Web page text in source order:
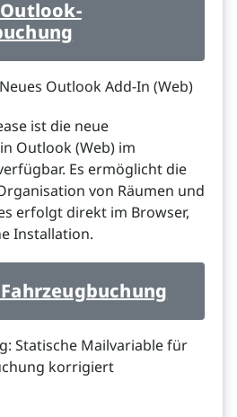
Outlook Add-In (Web)
ist die neue
Outlook (Web) im
Es ermöglicht die
von Räumen und
erfolgt direkt im Browser,
Installation.
Statische Mailvariable für
korrigiert